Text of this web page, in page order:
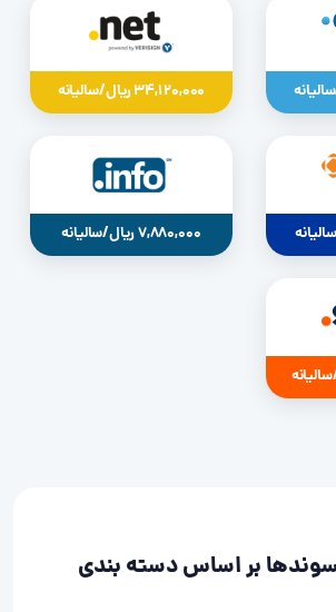
34,120,000 ریال/سالیانه
7,880,000 ریال/سالیانه
بر اساس دسته بندی